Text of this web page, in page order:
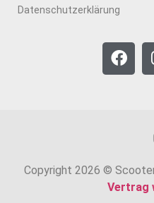
Datenschutzerklärung
Copyright 2026 ©
Vertrag